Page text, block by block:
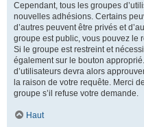
Cependant, tous les groupes
nouvelles adhésions. Certains
d’autres peuvent être privés et
groupe est public, vous pouvez le
Si le groupe est restreint et
également sur le bouton
d’utilisateurs devra alors
la raison de votre requête. Merci
groupe s’il refuse votre demande.
Haut